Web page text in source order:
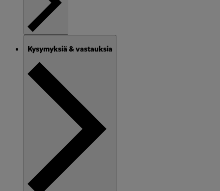
Kysymyksiä & vastauksia